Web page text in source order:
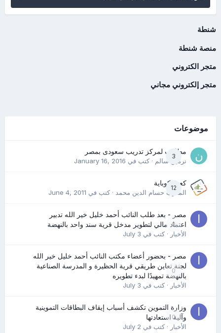
شنطة
منصة شنطة
متجر الكتروني
متجر إلكتروني مجاني
موضوعات
3
مطلوب لمركز تدريب سعودى بمصر
نرمين سالم· كتب في January 16, 2016
12
كعب كوباية
المدرب حسام الدين محمد· كتب في June 4, 2011
0
مصر - بعد طلب النائب أحمد خليل خير الله تدبير
اعتماد مالي لتطوير مدخل قرية سند واحد بالنهضة
الأخبار· كتب في July 3
0
مصر - بحضور أعضاء مكتب النائب أحمد خليل خير الله
لجنة تعاين طريقي قرية الحظيرة و المدرسة الصناعية
بالنهضة تمهيدًا لبدء تطويره
الأخبار· كتب في July 3
0
وزارة التموين تكشف أسباب إيقاف البطاقات التموينية
وآلية استعادتها
الأخبار· كتب في July 2